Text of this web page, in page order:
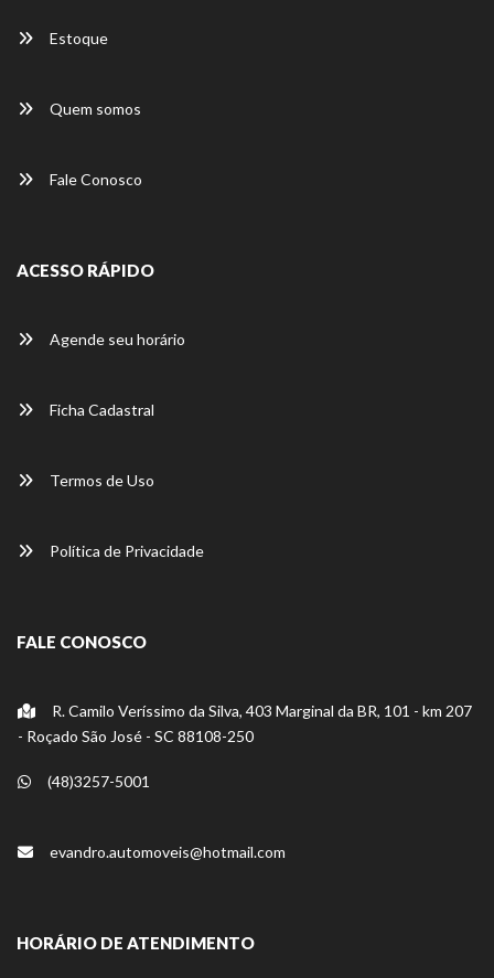
Estoque
Quem somos
Fale Conosco
ACESSO RÁPIDO
Agende seu horário
Ficha Cadastral
Termos de Uso
Política de Privacidade
FALE CONOSCO
R. Camilo Veríssimo da Silva, 403 Marginal da BR, 101 - km 207
- Roçado São José - SC 88108-250
(48)3257-5001
evandro.automoveis@hotmail.com
HORÁRIO DE ATENDIMENTO